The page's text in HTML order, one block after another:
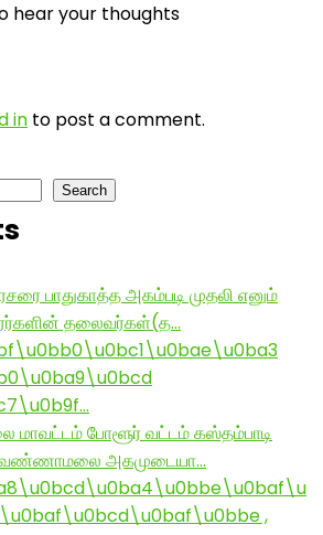
hear your thoughts
in to post a comment.
Search
பாதுகாத்த அகம்படி முதலி எனும்
தலைவர்கள்(த…
போளூர் வட்டம் கஸ்தம்பாடி
அகமுடையா…
,